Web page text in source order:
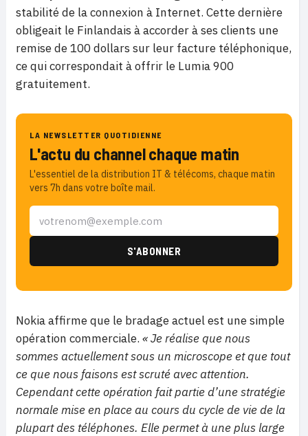
stabilité de la connexion à Internet. Cette dernière
obligeait le Finlandais à accorder à ses clients une
remise de 100 dollars sur leur facture téléphonique,
ce qui correspondait à offrir le Lumia 900
gratuitement.
LA NEWSLETTER QUOTIDIENNE
L'actu du channel chaque matin
L'essentiel de la distribution IT & télécoms, chaque matin
vers 7h dans votre boîte mail.
Nokia affirme que le bradage actuel est une simple
opération commerciale. « Je réalise que nous
sommes actuellement sous un microscope et que tout
ce que nous faisons est scruté avec attention.
Cependant cette opération fait partie d’une stratégie
normale mise en place au cours du cycle de vie de la
plupart des téléphones. Elle permet à une plus large